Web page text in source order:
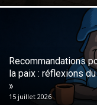
Recommandations
la paix : réflexions
»
15 juillet 2026